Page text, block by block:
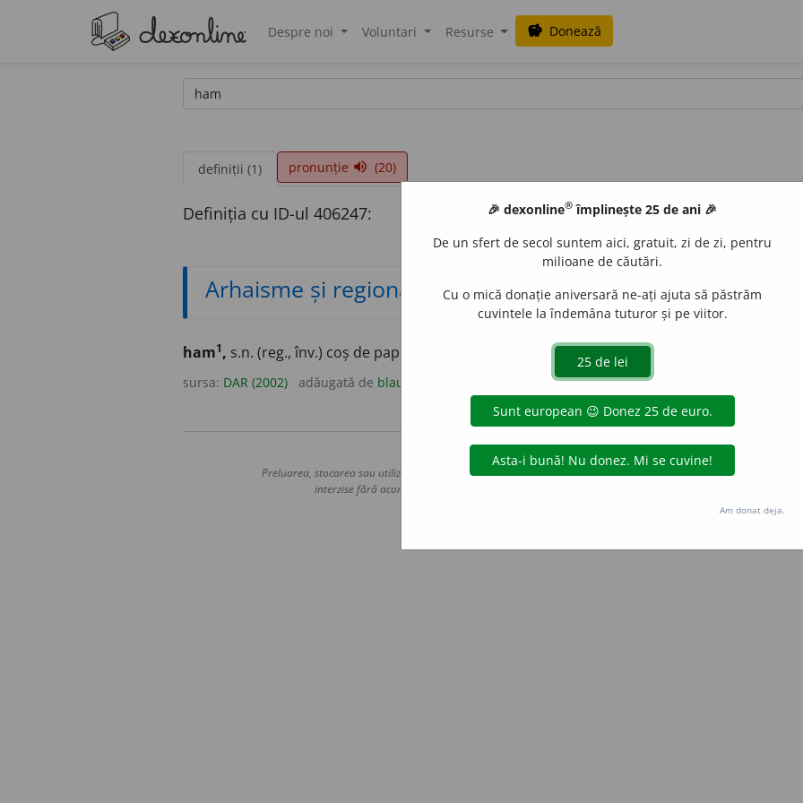
Despre noi Voluntari Resurse savings Donează
definiții (1) pronunție volume_up (20)
Definiția cu ID-ul 406247:
Arhaisme și regionalisme
ham1, s.n. (reg., înv.) coș de papură împletită în care se ducea mâncarea la câmp.
sursa: DAR (2002) adăugată de blaurb.
Copyright © 2004-2026 dexonline (https://dexonline.ro)
Preluarea, stocarea sau utilizarea datelor de pe acest site, inclusiv prin orice metode de extragere automată
interzise fără acordul nostru prealabil scris, cu excepția seturilor de date oferite oficial spre utilizare
Hosterion
🎉 dexonline® împlinește 25 de ani 🎉
De un sfert de secol suntem aici, gratuit, zi de zi, pentru
milioane de căutări.
Cu o mică donație aniversară ne-ați ajuta să păstrăm
cuvintele la îndemâna tuturor și pe viitor.
Am donat deja.